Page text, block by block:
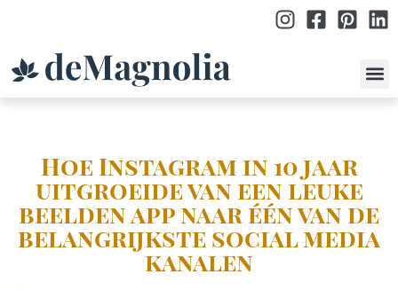
Hoe Instagram in 10 jaar
uitgroeide van een leuke
beelden app naar één van de
belangrijkste social media
kanalen